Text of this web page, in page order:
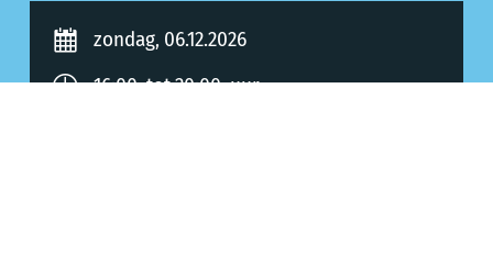
zondag, 06.12.2026
16:00 tot 20:00 uur